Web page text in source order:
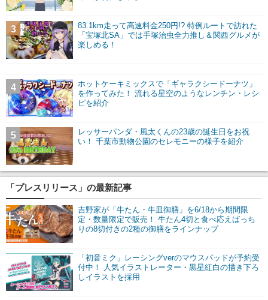
83.1km走って高速料金250円!? 特例ルートで訪れた
「宝塚北SA」では手塚治虫全力推し＆関西グルメが
楽しめる！
3
ホットケーキミックスで「ギャラクシードーナツ」
を作ってみた！ 流れる星空のようなレンチン・レシ
ピを紹介
4
レッサーパンダ・風太くんの23歳の誕生日をお祝
い！ 千葉市動物公園のセレモニーの様子を紹介
5
「プレスリリース」の最新記事
吉野家が「牛たん・牛皿御膳」を6/18から期間限
定・数量限定で販売！ 牛たん4切と食べ応えばっち
りの8切付きの2種の御膳をラインナップ
「初音ミク」レーシングverのマウスパッドが予約受
付中！ 人気イラストレーター・黒星紅白の描き下ろ
しイラストを採用